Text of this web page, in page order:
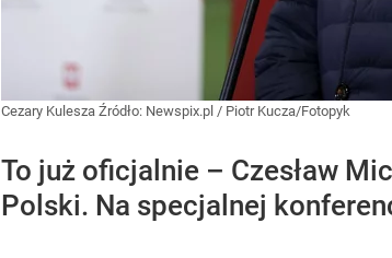
Cezary Kulesza Źródło: Newspix.pl / Piotr Kucza/Fotopyk
To już oficjalnie – Czesław
Polski. Na specjalnej